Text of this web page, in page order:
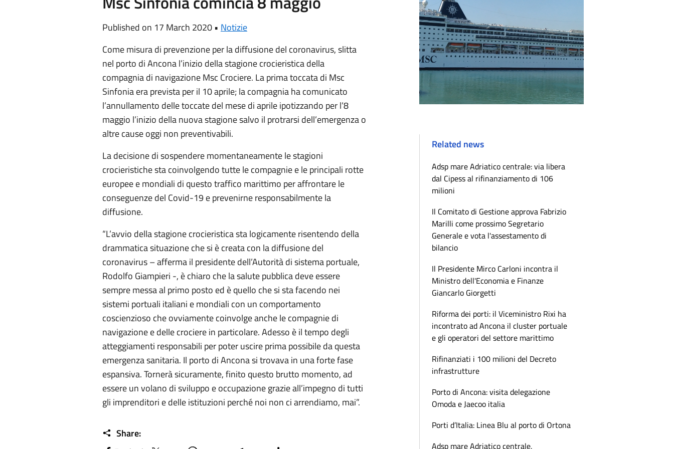
Published on 17 March 2020 • Notizie
Come misura di prevenzione per la diffusione del coronavirus, slitta
nel porto di Ancona l’inizio della stagione crocieristica della
compagnia di navigazione Msc Crociere. La prima toccata di Msc
Sinfonia era prevista per il 10 aprile; la compagnia ha comunicato
l’annullamento delle toccate del mese di aprile ipotizzando per l’8
maggio l’inizio della nuova stagione salvo il protrarsi dell’emergenza o
altre cause oggi non preventivabili.
La decisione di sospendere momentaneamente le stagioni
crocieristiche sta coinvolgendo tutte le compagnie e le principali rotte
europee e mondiali di questo traffico marittimo per affrontare le
conseguenze del Covid-19 e prevenirne responsabilmente la
diffusione.
“L’avvio della stagione crocieristica sta logicamente risentendo della
drammatica situazione che si è creata con la diffusione del
coronavirus – afferma il presidente dell’Autorità di sistema portuale,
Rodolfo Giampieri -, è chiaro che la salute pubblica deve essere
sempre messa al primo posto ed è quello che si sta facendo nei
sistemi portuali italiani e mondiali con un comportamento
coscienzioso che ovviamente coinvolge anche le compagnie di
navigazione e delle crociere in particolare. Adesso è il tempo degli
atteggiamenti responsabili per poter uscire prima possibile da questa
emergenza sanitaria. Il porto di Ancona si trovava in una forte fase
espansiva. Tornerà sicuramente, finito questo brutto momento, ad
essere un volano di sviluppo e occupazione grazie all’impegno di tutti
gli imprenditori e delle istituzioni perché noi non ci arrendiamo, mai”.
Share:
Related news
Adsp mare Adriatico centrale: via libera
dal Cipess al rifinanziamento di 106
milioni
Il Comitato di Gestione approva Fabrizio
Marilli come prossimo Segretario
Generale e vota l'assestamento di
bilancio
Il Presidente Mirco Carloni incontra il
Ministro dell'Economia e Finanze
Giancarlo Giorgetti
Riforma dei porti: il Viceministro Rixi ha
incontrato ad Ancona il cluster portuale
e gli operatori del settore marittimo
Rifinanziati i 100 milioni del Decreto
infrastrutture
Porto di Ancona: visita delegazione
Omoda e Jaecoo italia
Porti d’Italia: Linea Blu al porto di Ortona
Adsp mare Adriatico centrale,